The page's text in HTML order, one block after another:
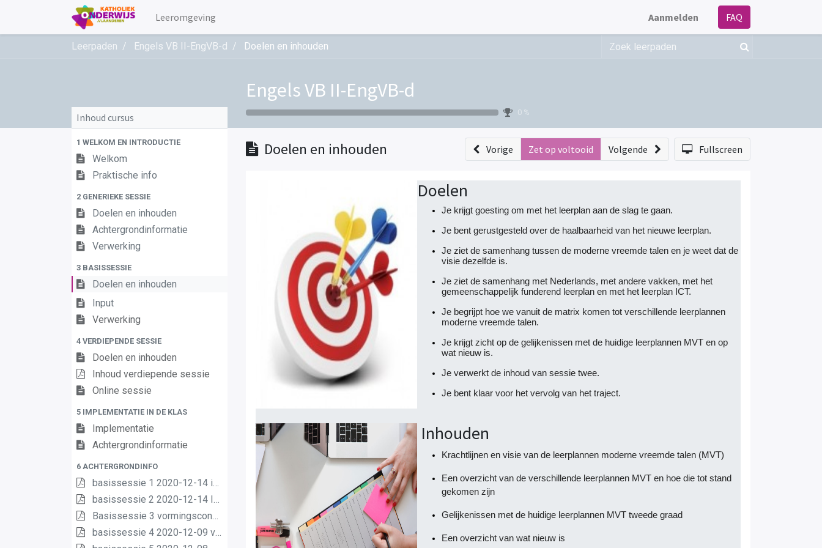
Leeromgeving Aanmelden FAQ
Leerpaden Engels VB II-EngVB-d Doelen en inhouden
Engels VB II-EngVB-d
0 %
Inhoud cursus
1 WELKOM EN INTRODUCTIE
Welkom
Praktische info
2 GENERIEKE SESSIE
Doelen en inhouden
Achtergrondinformatie
Verwerking
3 BASISSESSIE
Doelen en inhouden
Input
Verwerking
4 VERDIEPENDE SESSIE
Doelen en inhouden
Inhoud verdiepende sessie
Online sessie
5 IMPLEMENTATIE IN DE KLAS
Implementatie
Achtergrondinformatie
6 ACHTERGRONDINFO
basissessie 1 2020-12-14 intro (2) (2) (1) (1)
basissessie 2 2020-12-14 Inhoud en opbouw (2) (1) (1)
Basissessie 3 vormingsconcept (1)
basissessie 4 2020-12-09 van matrix nr leerplannen pdf (1) (1)
Doelen en inhouden Vorige Zet op voltooid Volgende Fullscreen
Doelen
Je krijgt goesting om met het leerplan aan de slag te gaan.
Je bent gerustgesteld over de haalbaarheid van het nieuwe leerplan.
Je ziet de samenhang tussen de moderne vreemde talen en je weet dat de
visie dezelfde is.
Je ziet de samenhang met Nederlands, met andere vakken, met het
gemeenschappelijk funderend leerplan en met het leerplan ICT.
Je begrijpt hoe we vanuit de matrix komen tot verschillende leerplannen
moderne vreemde talen.
Je krijgt zicht op de gelijkenissen met de huidige leerplannen MVT en op
wat nieuw is.
Je verwerkt de inhoud van sessie twee.
Je bent klaar voor het vervolg van het traject.
Inhouden
Krachtlijnen en visie van de leerplannen moderne vreemde talen (MVT)
Een overzicht van de verschillende leerplannen MVT en hoe die tot stand
gekomen zijn
Gelijkenissen met de huidige leerplannen MVT tweede graad
Een overzicht van wat nieuw is